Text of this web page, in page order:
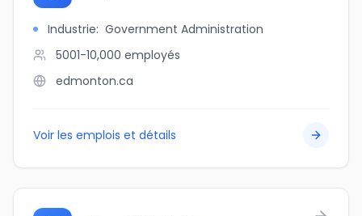
Industrie: Government Administration
5001-10,000 employés
edmonton.ca
Voir les emplois et détails